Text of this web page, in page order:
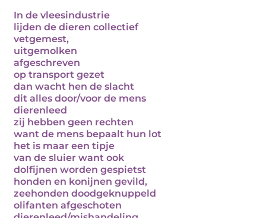
In de vleesindustrie
lijden de dieren collectief
vetgemest,
uitgemolken
afgeschreven
op transport gezet
dan wacht hen de slacht
dit alles door/voor de mens
dierenleed
zij hebben geen rechten
want de mens bepaalt hun lot
het is maar een tipje
van de sluier want ook
dolfijnen worden gespietst
honden en konijnen gevild,
zeehonden doodgeknuppeld
olifanten afgeschoten